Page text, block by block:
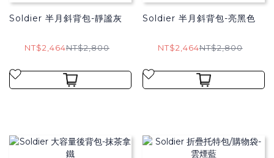
Soldier 半月斜背包-靜謐灰
NT$2,464NT$2,800
Soldier 半月斜背包-亮黑色
NT$2,464NT$2,800